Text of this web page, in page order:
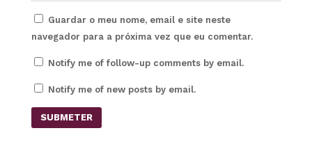
Guardar o meu nome, email e site neste
navegador para a próxima vez que eu comentar.
Notify me of follow-up comments by email.
Notify me of new posts by email.
SUBMETER